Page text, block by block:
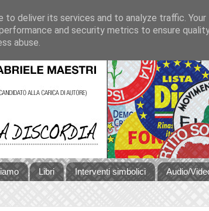
Libri Interventi simbolici Audio/
to deliver its services and to analyze traffic.
and security metrics to ensure
abuse.